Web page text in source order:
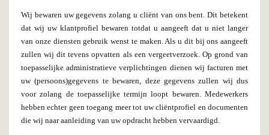
Wij bewaren uw gegevens zolang u cliënt van ons bent. Dit betekent
dat wij uw klantprofiel bewaren totdat u aangeeft dat u niet langer
van onze diensten gebruik wenst te maken. Als u dit bij ons aangeeft
zullen wij dit tevens opvatten als een vergeetverzoek. Op grond van
toepasselijke administratieve verplichtingen dienen wij facturen met
uw (persoons)gegevens te bewaren, deze gegevens zullen wij dus
voor zolang de toepasselijke termijn loopt bewaren. Medewerkers
hebben echter geen toegang meer tot uw cliëntprofiel en documenten
die wij naar aanleiding van uw opdracht hebben vervaardigd.